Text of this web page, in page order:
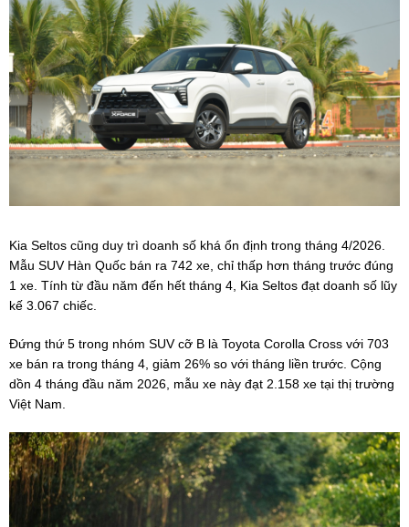
Kia Seltos cũng duy trì doanh số khá ổn định trong tháng 4/2026.
Mẫu SUV Hàn Quốc bán ra 742 xe, chỉ thấp hơn tháng trước đúng
1 xe. Tính từ đầu năm đến hết tháng 4, Kia Seltos đạt doanh số lũy
kế 3.067 chiếc.
Đứng thứ 5 trong nhóm SUV cỡ B là Toyota Corolla Cross với 703
xe bán ra trong tháng 4, giảm 26% so với tháng liền trước. Cộng
dồn 4 tháng đầu năm 2026, mẫu xe này đạt 2.158 xe tại thị trường
Việt Nam.